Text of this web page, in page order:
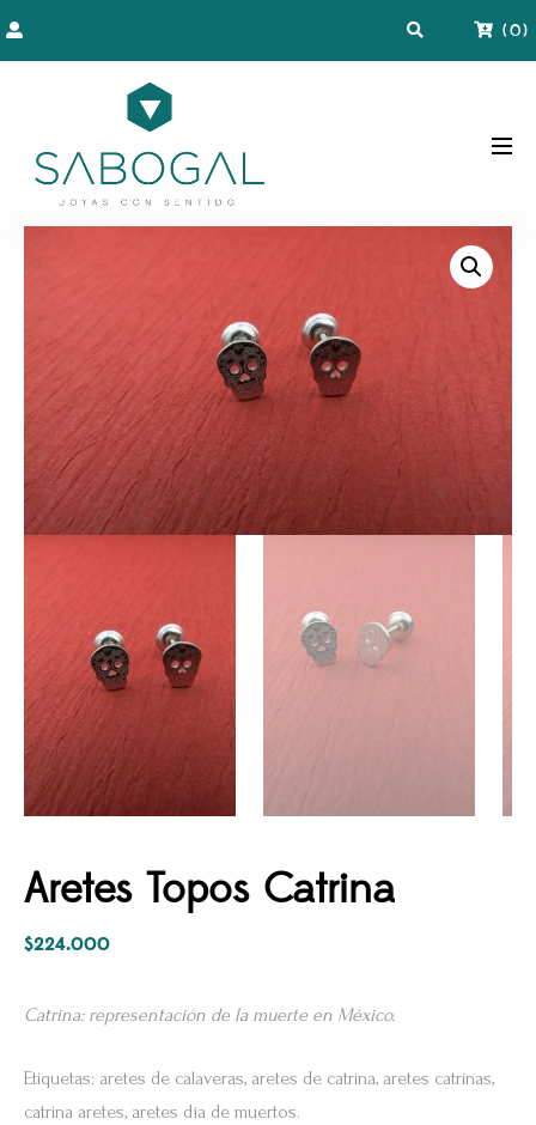
(0)
Aretes Topos Catrina
$224.000
Catrina: representación de la muerte en México.
Etiquetas: aretes de calaveras, aretes de catrina, aretes catrinas,
catrina aretes, aretes día de muertos.